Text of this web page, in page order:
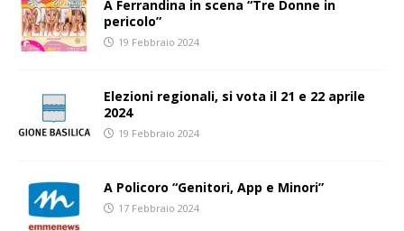
A Ferrandina in scena “Tre Donne in
pericolo”
19 Febbraio 2024
Elezioni regionali, si vota il 21 e 22 aprile
2024
19 Febbraio 2024
A Policoro “Genitori, App e Minori”
17 Febbraio 2024